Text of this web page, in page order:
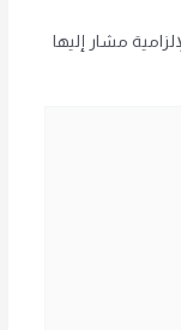
مشار إليها